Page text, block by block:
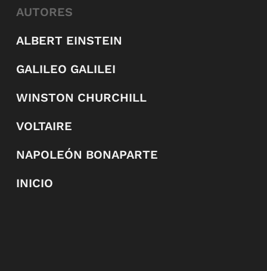
AUTORES
ALBERT EINSTEIN
GALILEO GALILEI
WINSTON CHURCHILL
VOLTAIRE
NAPOLEÓN BONAPARTE
INICIO